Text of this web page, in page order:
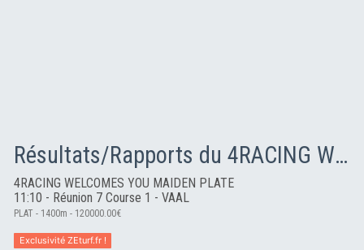
Résultats/Rapports du 4RACING WELCOMES YOU MAIDEN PLATE
4RACING WELCOMES YOU MAIDEN PLATE
11:10 - Réunion 7 Course 1 - VAAL
PLAT - 1400m - 120000.00€
Exclusivité ZEturf.fr !